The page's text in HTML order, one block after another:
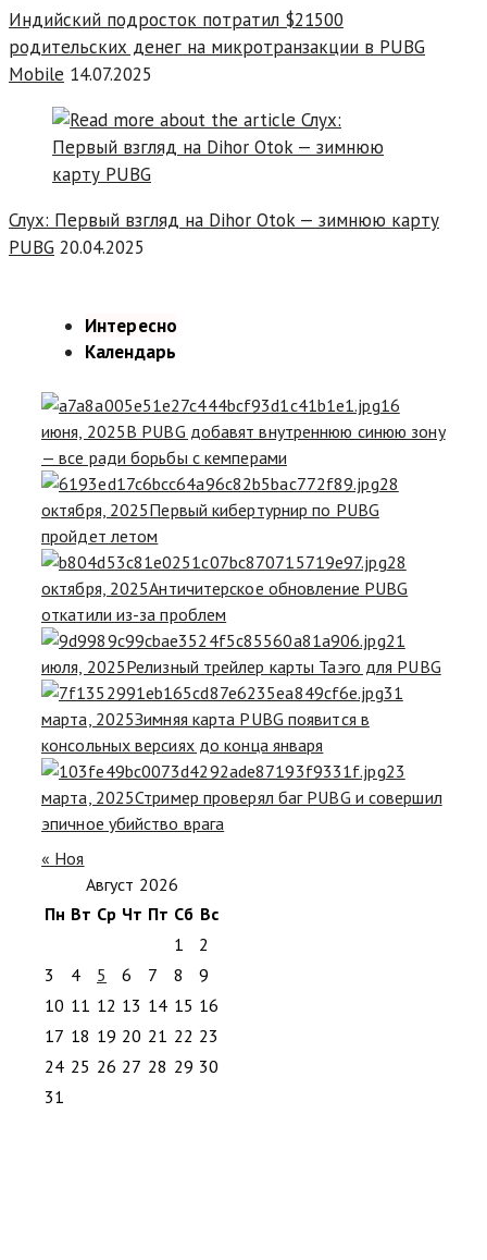
Индийский подросток потратил $21500
родительских денег на микротранзакции в PUBG
Mobile 14.07.2025
Слух: Первый взгляд на Dihor Otok — зимнюю карту
PUBG 20.04.2025
Интересно
Календарь
16
июня, 2025В PUBG добавят внутреннюю синюю зону
— все ради борьбы с кемперами
28
октября, 2025Первый кибертурнир по PUBG
пройдет летом
28
октября, 2025Античитерское обновление PUBG
откатили из-за проблем
21
июля, 2025Релизный трейлер карты Таэго для PUBG
31
марта, 2025Зимняя карта PUBG появится в
консольных версиях до конца января
23
марта, 2025Стример проверял баг PUBG и совершил
эпичное убийство врага
« Ноя
Август 2026
Пн Вт Ср Чт Пт Сб Вс
1
2
3
4 5 6 7 8
9
10 11 12 13 14 15 16
17 18 19 20 21 22 23
24 25 26 27 28 29 30
31